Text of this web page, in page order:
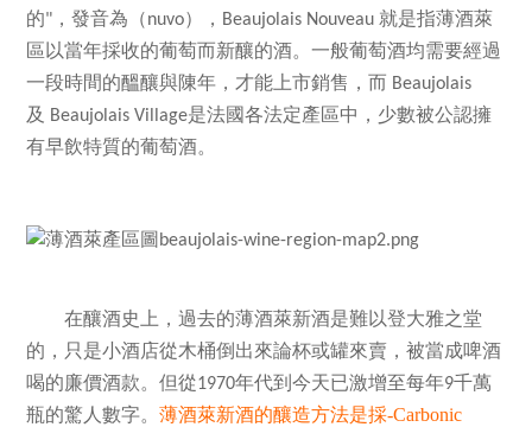
的" ，發音為（nuvo）， Beaujolais Nouveau就是指薄酒萊
區以當年採收的葡萄而新釀的酒。一般葡萄酒均需要經過
一段時間的醞釀與陳年，才能上市銷售，而 Beaujolais
及 Beaujolais Village是法國各法定產區中，少數被公認擁
有早飲特質的葡萄酒。
在釀酒史上，過去的薄酒萊新酒是難以登大雅之堂
的，只是小酒店從木桶倒出來論杯或罐來賣，被當成啤酒
喝的廉價酒款。但從1970年代到今天已激增至每年9千萬
瓶的驚人數字。薄酒萊新酒的釀造方法是採-Carbonic